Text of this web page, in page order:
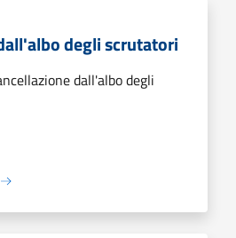
degli scrutatori
dall'albo degli